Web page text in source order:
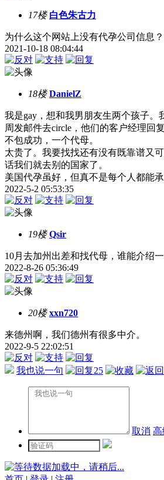
17楼 白色朱古力
为什么这个网站上没有代孕公司信息？
2021-10-18 08:04:44
18楼 DanielZ
我是gay，想和我男朋友生两个孩子。
周发邮件去circle，他们的客户经理回
不包成功，一个代母。
太贵了。我要找找还有没有既靠谱又
话我们就去别的国家了。
美国代孕虽好，但真不是每个人都能承
2022-5-2 05:53:35
19楼 Qsir
10月去加州出差和找代母，谁能介绍一
2022-8-26 05:36:49
20楼 xxn720
来德州啊，我们德州有很多中介。
2022-9-5 22:02:51
我也说一句 25
取消 高
数据加载中，请稍后...